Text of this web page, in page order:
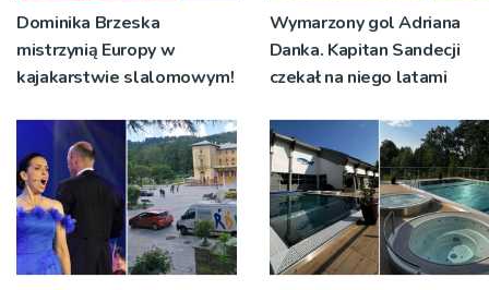
Dominika Brzeska
mistrzynią Europy w
kajakarstwie slalomowym!
Wymarzony gol Adriana
Danka. Kapitan Sandecji
czekał na niego latami